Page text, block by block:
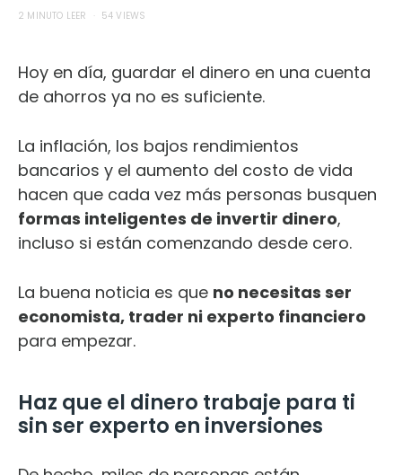
2 MINUTO LEER 54 VIEWS
Hoy en día, guardar el dinero en una cuenta
de ahorros ya no es suficiente.
La inflación, los bajos rendimientos
bancarios y el aumento del costo de vida
hacen que cada vez más personas busquen
formas inteligentes de invertir dinero,
incluso si están comenzando desde cero.
La buena noticia es que no necesitas ser
economista, trader ni experto financiero
para empezar.
Haz que el dinero trabaje para ti
sin ser experto en inversiones